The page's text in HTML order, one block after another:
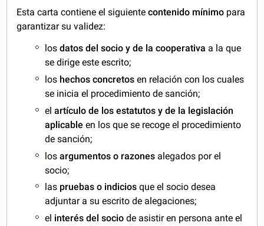
Esta carta contiene el siguiente contenido mínimo para
garantizar su validez:
losdatos del socio y de la cooperativa a la que
se dirige este escrito;
los hechos concretos en relación con los cuales
se inicia el procedimiento de sanción;
elartículo de los estatutos y de la legislación
aplicable en los que se recoge el procedimiento
de sanción;
los argumentos o razones alegados por el
socio;
las pruebas o indicios que el socio desea
adjuntar a su escrito de alegaciones;
el interés del sociode asistir en persona ante el